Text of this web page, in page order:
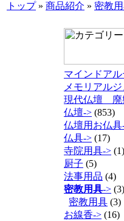
トップ» 商品紹介 » 密教
マインドアル
メモリアル
現代仏壇 廃
仏壇-> (853)
仏壇用お仏具
仏具-> (17)
寺院用具-> (1)
厨子 (5)
法事用品 (4)
密教用具-> (3)
密教用具 (3)
お線香-> (16)